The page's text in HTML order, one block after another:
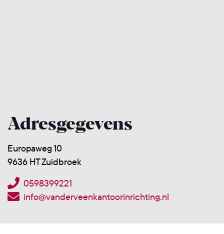
Adresgegevens
Europaweg 10
9636 HT Zuidbroek
0598399221
info@vanderveenkantoorinrichting.nl